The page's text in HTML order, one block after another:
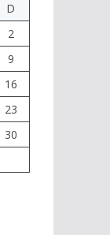
D
2
9
16
23
30